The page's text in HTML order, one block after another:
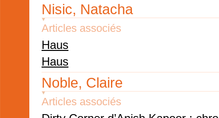
Nisic, Natacha
Articles associés
Haus
Haus
Noble, Claire
Articles associés